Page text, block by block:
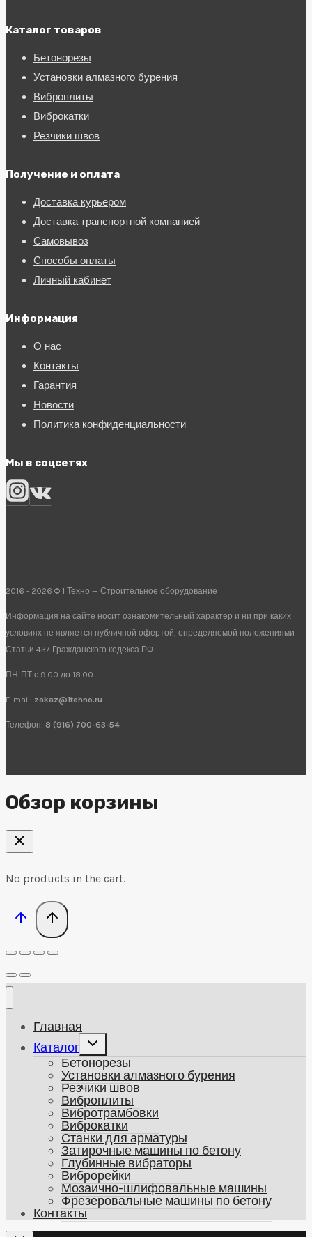
Каталог товаров
Бетонорезы
Установки алмазного бурения
Виброплиты
Виброкатки
Резчики швов
Получение и оплата
Доставка курьером
Доставка транспортной компанией
Самовывоз
Способы оплаты
Личный кабинет
Информация
О нас
Контакты
Гарантия
Новости
Политика конфиденциальности
Мы в соцсетях
2016 - 2026 © 1 Техно — Строительное оборудование
Информация на сайте носит ознакомительный характер и ни при каких
условиях не является публичной офертой, определяемой положениями
Статьи 437 Гражданского кодекса РФ
ПН-ПТ с 9.00 до 18.00
E-mail: zakaz@1tehno.ru
Телефон: 8 (916) 700-63-54
Обзор корзины
No products in the cart.
Главная
Каталог
Развернуть
дочернее
меню
Бетонорезы
Установки алмазного бурения
Резчики швов
Виброплиты
Вибротрамбовки
Виброкатки
Станки для арматуры
Затирочные машины по бетону
Глубинные вибраторы
Виброрейки
Мозаично-шлифовальные машины
Фрезеровальные машины по бетону
Контакты